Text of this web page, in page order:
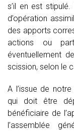
s’il en est
d’opération
des apports
actions ou
éventuellement
scission, selon le
A l’issue de
qui doit être
bénéficiaire de
l’assemblée